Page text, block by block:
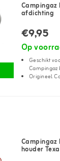
Campingaz
afdichting
€9,95
Op
Geschikt
Campingaz
Origineel
Campingaz
houder